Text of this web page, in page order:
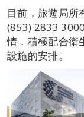
目前，旅遊局所
(853) 2833
情，積極配合衛
設施的安排。